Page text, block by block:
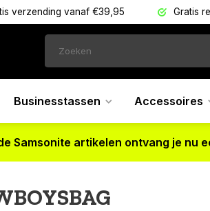
verzending vanaf €39,95 Gratis
Businesstassen Accessoires
Samsonite artikelen ontvang je nu